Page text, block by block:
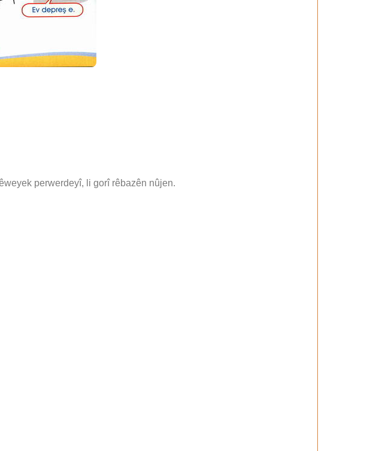
perwerdeyî, li gorî rêbazên nûjen.